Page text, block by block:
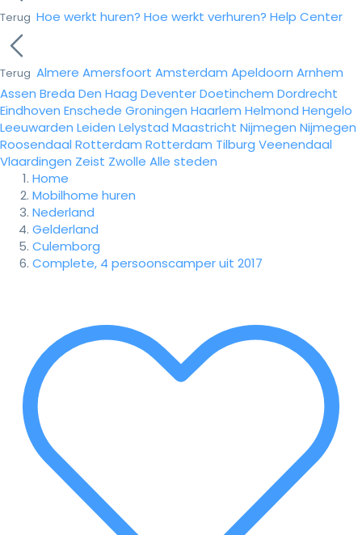
Terug Hoe werkt huren? Hoe werkt verhuren? Help Center
Terug Almere Amersfoort Amsterdam Apeldoorn Arnhem
Assen Breda Den Haag DeventerDoetinchem Dordrecht
Eindhoven Enschede Groningen Haarlem Helmond Hengelo
Leeuwarden Leiden Lelystad Maastricht Nijmegen Nijmegen
Roosendaal Rotterdam Rotterdam Tilburg Veenendaal
Vlaardingen Zeist Zwolle Alle steden
Home
Mobilhome huren
Nederland
Gelderland
Culemborg
Complete, 4 persoonscamper uit 2017